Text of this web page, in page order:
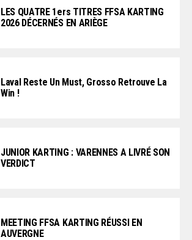
LES QUATRE 1ers TITRES FFSA KARTING
2026 DÉCERNÉS EN ARIÈGE
Laval Reste Un Must, Grosso Retrouve La
Win !
JUNIOR KARTING : VARENNES A LIVRÉ SON
VERDICT
MEETING FFSA KARTING RÉUSSI EN
AUVERGNE